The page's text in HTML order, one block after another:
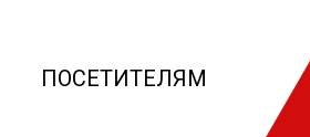
ПОСЕТИТЕЛЯМ